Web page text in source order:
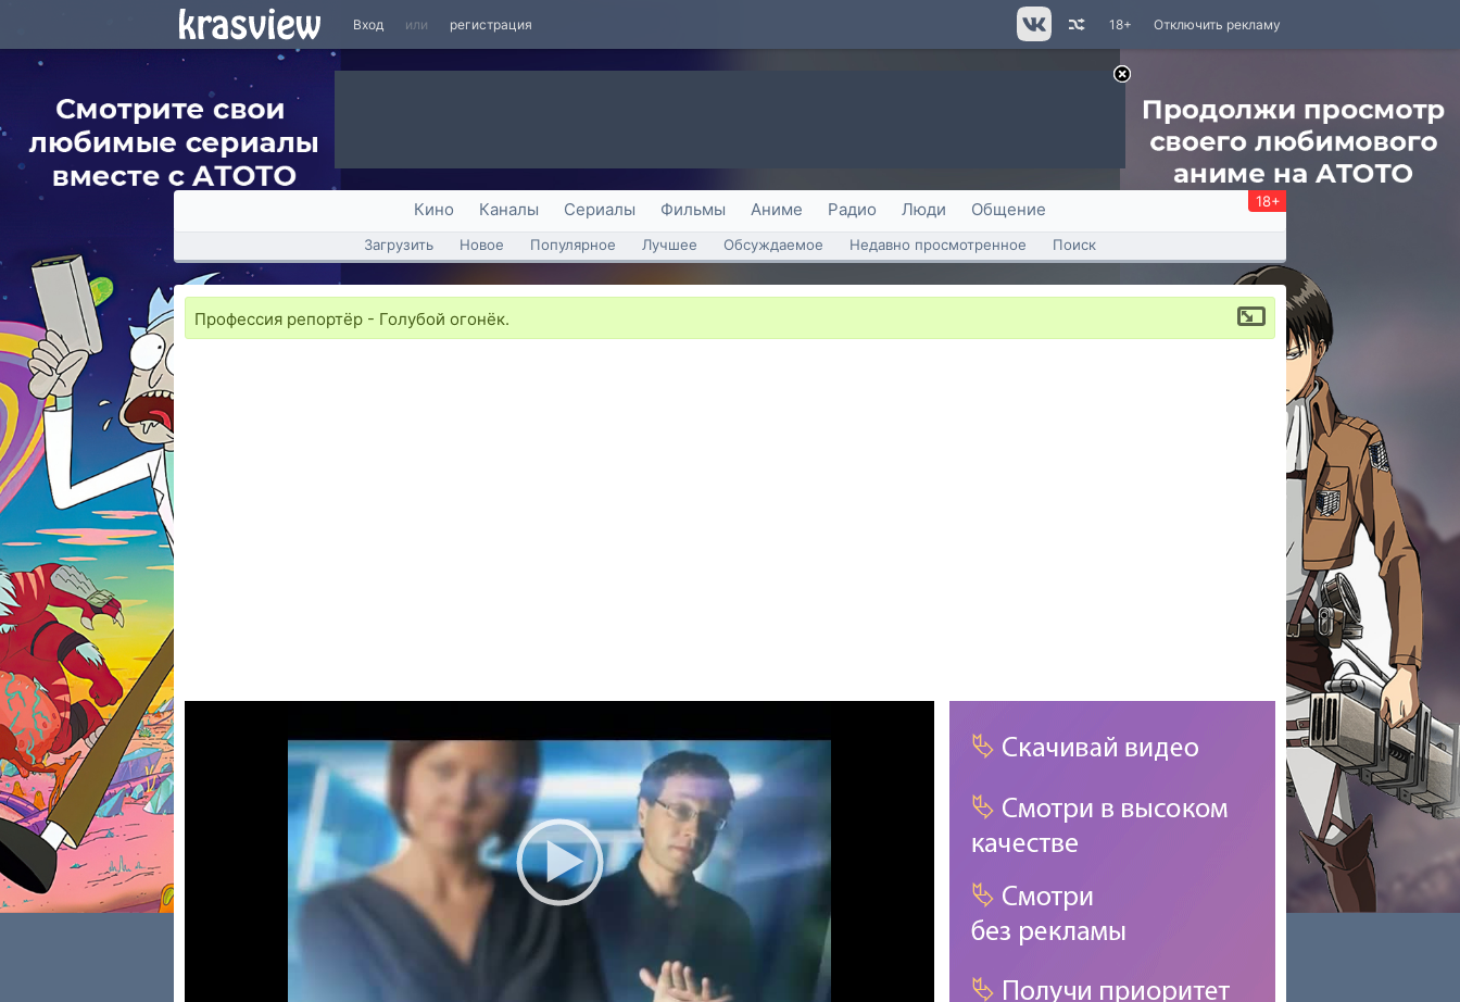
Вход или регистрация Отключить рекламу
18+
Кино Каналы Сериалы Фильмы Аниме Радио Люди Общение 18+
Загрузить Новое Популярное Лучшее Обсуждаемое Недавно просмотренное Поиск
Профессия репортёр - Голубой огонёк.